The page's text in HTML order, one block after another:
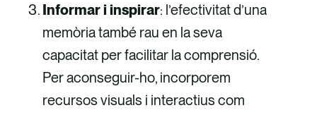
Informar i inspirar: l’efectivitat d’una
memòria també rau en la seva
capacitat per facilitar la comprensió.
Per aconseguir-ho, incorporem
recursos visuals i interactius com